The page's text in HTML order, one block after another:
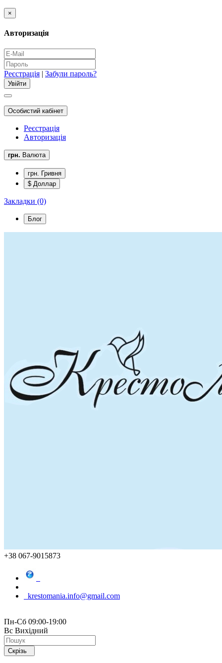
×
Авторизація
Реєстрація | Забули пароль?
Особистий кабінет
Реєстрація
Авторизація
грн. Валюта
грн. Гривня
$ Доллар
Закладки (0)
Блог
+38 067-9015873
krestomania.info@gmail.com
Пн-Сб 09:00-19:00
Вс Вихідний
Скрізь